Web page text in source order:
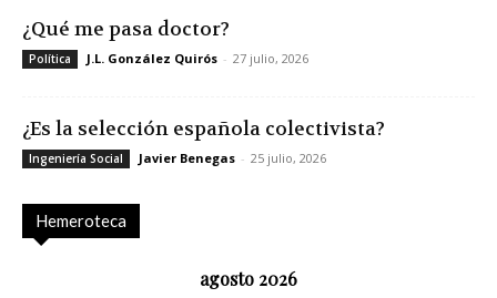
¿Qué me pasa doctor?
Política J.L. González Quirós - 27 julio, 2026
¿Es la selección española colectivista?
Ingeniería Social Javier Benegas - 25 julio, 2026
Hemeroteca
agosto 2026